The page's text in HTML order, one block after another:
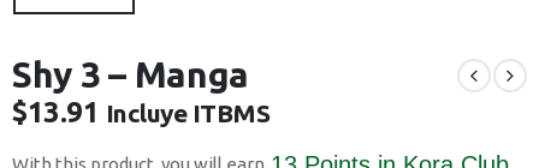
Shy 3 – Manga
$13.91 Incluye ITBMS
With this product, you will earn